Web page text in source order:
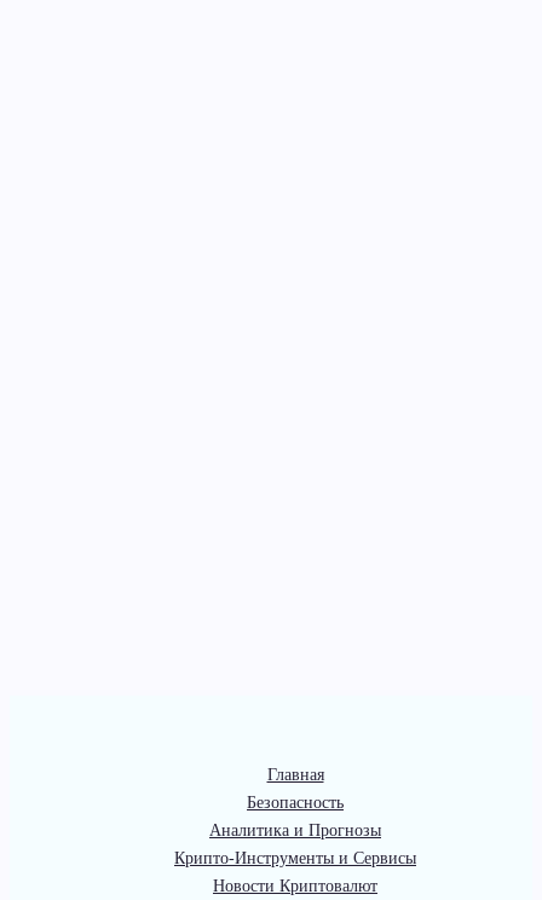
Главная
Безопасность
Аналитика и Прогнозы
Крипто-Инструменты и Сервисы
Новости Криптовалют